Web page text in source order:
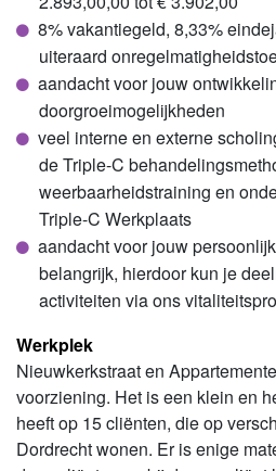
8% vakantiegeld, 8,33%
uiteraard
aandacht voor jouw
doorgroeimogelijkheden
veel interne en externe
de Triple-C
weerbaarheidstraining en
Triple-C Werkplaats
aandacht voor jouw
belangrijk, hierdoor kun je
activiteiten via ons
Werkplek
Nieuwkerkstraat en
voorziening. Het is een klein en
heeft op 15 cliënten, die op
Dordrecht wonen. Er is enige